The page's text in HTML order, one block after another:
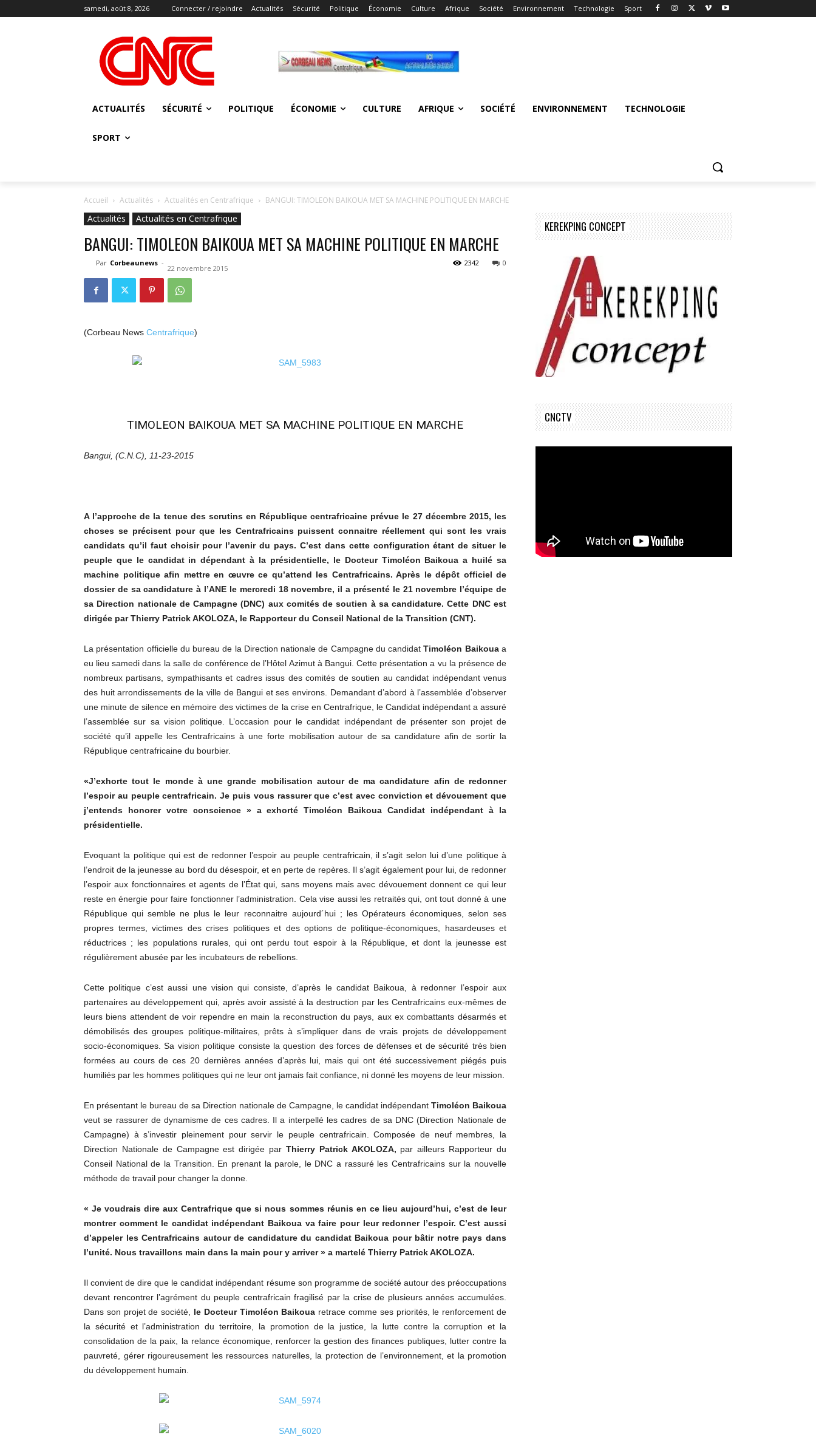
samedi, août 8, 2026 Connecter / rejoindre Actualités Sécurité Politique Économie Culture Afrique Société Environnement Technologie Sport
ACTUALITÉS SÉCURITÉ POLITIQUE ÉCONOMIE CULTURE AFRIQUE SOCIÉTÉ ENVIRONNEMENT TECHNOLOGIE
SPORT
Accueil Actualités Actualités en Centrafrique BANGUI: TIMOLEON BAIKOUA MET SA MACHINE POLITIQUE EN MARCHE
Actualités Actualités en Centrafrique
BANGUI: TIMOLEON BAIKOUA MET SA MACHINE POLITIQUE EN MARCHE
Par Corbeaunews -
22 novembre 2015
0
2342
(Corbeau News Centrafrique)
TIMOLEON BAIKOUA MET SA MACHINE POLITIQUE EN MARCHE
Bangui, (C.N.C), 11-23-2015
A l’approche de la tenue des scrutins en République centrafricaine prévue le 27 décembre 2015, les
choses se précisent pour que les Centrafricains puissent connaitre réellement qui sont les vrais
candidats qu’il faut choisir pour l’avenir du pays. C’est dans cette configuration étant de situer le
peuple que le candidat in dépendant à la présidentielle, le Docteur Timoléon Baikoua a huilé sa
machine politique afin mettre en œuvre ce qu’attend les Centrafricains. Après le dépôt officiel de
dossier de sa candidature à l’ANE le mercredi 18 novembre, il a présenté le 21 novembre l’équipe de
sa Direction nationale de Campagne (DNC) aux comités de soutien à sa candidature. Cette DNC est
dirigée par Thierry Patrick AKOLOZA, le Rapporteur du Conseil National de la Transition (CNT).
La présentation officielle du bureau de la Direction nationale de Campagne du candidat Timoléon Baikouaa
eu lieu samedi dans la salle de conférence de l’Hôtel Azimut à Bangui. Cette présentation a vu la présence de
nombreux partisans, sympathisants et cadres issus des comités de soutien au candidat indépendant venus
des huit arrondissements de la ville de Bangui et ses environs. Demandant d’abord à l’assemblée d’observer
une minute de silence en mémoire des victimes de la crise en Centrafrique, le Candidat indépendant a assuré
l’assemblée sur sa vision politique. L’occasion pour le candidat indépendant de présenter son projet de
société qu’il appelle les Centrafricains à une forte mobilisation autour de sa candidature afin de sortir la
République centrafricaine du bourbier.
«J’exhorte tout le monde à une grande mobilisation autour de ma candidature afin de redonner
l’espoir au peuple centrafricain. Je puis vous rassurer que c’est avec conviction et dévouement que
j’entends honorer votre conscience » a exhorté Timoléon Baikoua Candidat indépendant à la
présidentielle.
Evoquant la politique qui est de redonner l’espoir au peuple centrafricain, il s’agit selon lui d’une politique à
l’endroit de la jeunesse au bord du désespoir, et en perte de repères. Il s’agit également pour lui, de redonner
l’espoir aux fonctionnaires et agents de l’État qui, sans moyens mais avec dévouement donnent ce qui leur
reste en énergie pour faire fonctionner l’administration. Cela vise aussi les retraités qui, ont tout donné à une
République qui semble ne plus le leur reconnaitre aujourd´hui ; les Opérateurs économiques, selon ses
propres termes, victimes des crises politiques et des options de politique-économiques, hasardeuses et
réductrices ; les populations rurales, qui ont perdu tout espoir à la République, et dont la jeunesse est
régulièrement abusée par les incubateurs de rebellions.
Cette politique c’est aussi une vision qui consiste, d’après le candidat Baikoua, à redonner l’espoir aux
partenaires au développement qui, après avoir assisté à la destruction par les Centrafricains eux-mêmes de
leurs biens attendent de voir rependre en main la reconstruction du pays, aux ex combattants désarmés et
démobilisés des groupes politique-militaires, prêts à s’impliquer dans de vrais projets de développement
socio-économiques. Sa vision politique consiste la question des forces de défenses et de sécurité très bien
formées au cours de ces 20 dernières années d’après lui, mais qui ont été successivement piégés puis
humiliés par les hommes politiques qui ne leur ont jamais fait confiance, ni donné les moyens de leur mission.
En présentant le bureau de sa Direction nationale de Campagne, le candidat indépendant Timoléon Baikoua
veut se rassurer de dynamisme de ces cadres. Il a interpellé les cadres de sa DNC (Direction Nationale de
Campagne) à s’investir pleinement pour servir le peuple centrafricain. Composée de neuf membres, la
Direction Nationale de Campagne est dirigée par Thierry Patrick AKOLOZA, par ailleurs Rapporteur du
Conseil National de la Transition. En prenant la parole, le DNC a rassuré les Centrafricains sur la nouvelle
méthode de travail pour changer la donne.
« Je voudrais dire aux Centrafrique que si nous sommes réunis en ce lieu aujourd’hui, c’est de leur
montrer comment le candidat indépendant Baikoua va faire pour leur redonner l’espoir. C’est aussi
d’appeler les Centrafricains autour de candidature du candidat Baikoua pour bâtir notre pays dans
l’unité. Nous travaillons main dans la main pour y arriver » a martelé Thierry Patrick AKOLOZA.
Il convient de dire que le candidat indépendant résume son programme de société autour des préoccupations
devant rencontrer l’agrément du peuple centrafricain fragilisé par la crise de plusieurs années accumulées.
Dans son projet de société,
le Docteur Timoléon Baikoua retrace comme ses priorités, le renforcement de
la sécurité et l’administration du territoire, la promotion de la justice, la lutte contre la corruption et la
consolidation de la paix, la relance économique, renforcer la gestion des finances publiques, lutter contre la
pauvreté, gérer rigoureusement les ressources naturelles, la protection de l’environnement, et la promotion
du développement humain.
KEREKPING CONCEPT
CNCTV